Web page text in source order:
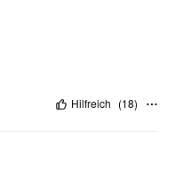
Hilfreich (18)